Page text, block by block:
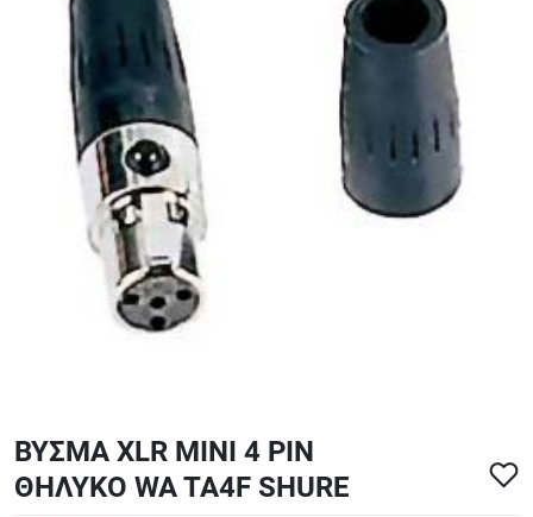
ΒΥΣΜΑ XLR MINI 4 PIN
ΘΗΛΥΚΟ WA TA4F SHURE
ΑΞΕΣΟΥΑΡ - ΑΝΤΑΛΛΑΚΤΙΚΑ ΚΙΘΑΡΑΣ ΜΠΑΣΟΥ
ΤΕΤΡΑΔΙΑ-DVD-CD